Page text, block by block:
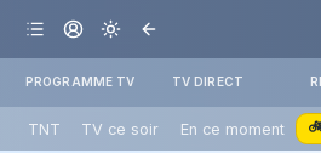
PROGRAMME TV TV DIRECT
TNT TV ce soir En ce moment